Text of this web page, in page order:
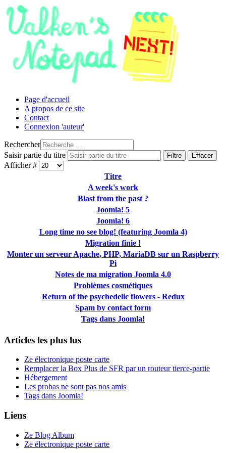
Page d'accueil
A propos de ce site
Contact
Connexion 'auteur'
Rechercher
Saisir partie du titre
Filtre Effacer
Afficher #
Titre
A week's work
Blast from the past ?
Joomla! 5
Joomla! 6
Long time no see blog! (featuring Joomla 4)
Migration finie !
Monter un serveur Apache, PHP, MariaDB sur un Raspberry
Pi
Notes de ma migration Joomla 4.0
Problèmes cosmétiques
Return of the psychedelic flowers - Redux
Spam by contact form
Tags dans Joomla!
Articles les plus lus
Ze électronique poste carte
Remplacer la Box Plus de SFR par un routeur tierce-partie
Hébergement
Les probas ne sont pas nos amis
Tags dans Joomla!
Liens
Ze Blog Album
Ze électronique poste carte